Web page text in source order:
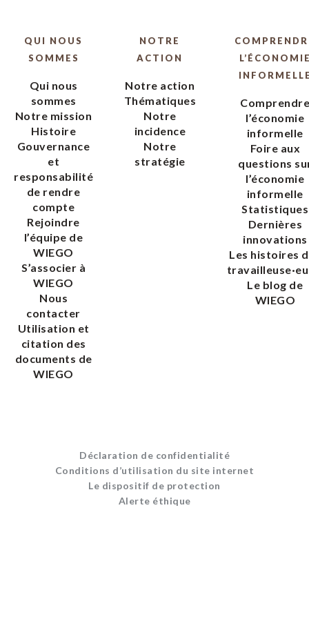
QUI NOUS
SOMMES
Qui nous
sommes
Notre mission
Histoire
Gouvernance
et
responsabilité
de rendre
compte
Rejoindre
l’équipe de
WIEGO
S’associer à
WIEGO
Nous
contacter
Utilisation et
citation des
documents de
WIEGO
NOTRE
ACTION
Notre action
Thématiques
Notre
incidence
Notre
stratégie
l’économie
informelle
Foire aux
questions
l’économie
informelle
Statistiques
Dernières
innovations
Les histoires
Le blog de
WIEGO
Déclaration de confidentialité
Conditions d’utilisation du site internet
Le dispositif de protection
Alerte éthique